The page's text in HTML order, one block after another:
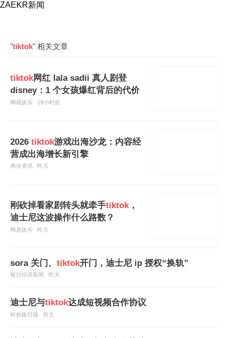
ZAEKR新闻
"tiktok" 相关文章
tiktok网红 lala sadii 真人剧登
disney：1 个女孩爆红背后的代价
网易娱乐 18小时前
2026 tiktok游戏出海沙龙：内容经
营成出海增长新引擎
商业资讯 昨天
刚砍掉看家剧转头就牵手tiktok，
迪士尼这波操作什么路数？
网易娱乐 昨天
sora 关门、 tiktok开门，迪士尼 ip 授权“换轨”
每日经济新闻 昨天
迪士尼与tiktok达成短视频合作协议
科创板日报 前天